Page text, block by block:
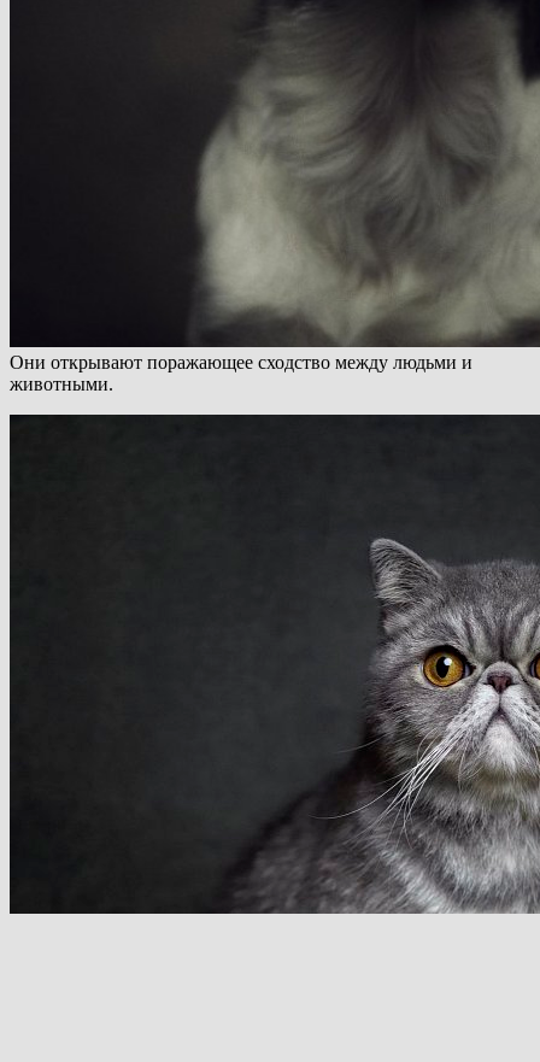
Они открывают поражающее сходство между людьми и
животными.